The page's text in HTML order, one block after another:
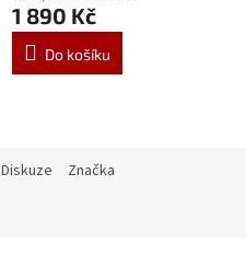
1 890 Kč
Do košíku
Diskuze Značka